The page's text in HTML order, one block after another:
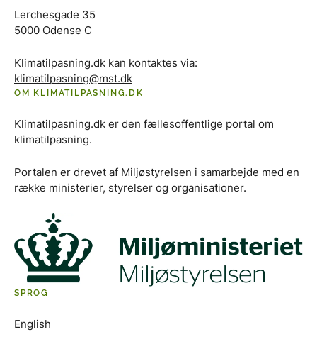
Lerchesgade 35
5000 Odense C
Klimatilpasning.dk kan kontaktes via:
klimatilpasning@mst.dk
OM KLIMATILPASNING.DK
Klimatilpasning.dk er den fællesoffentlige portal om
klimatilpasning.
Portalen er drevet af Miljøstyrelsen i samarbejde med en
række ministerier, styrelser og organisationer.
SPROG
English